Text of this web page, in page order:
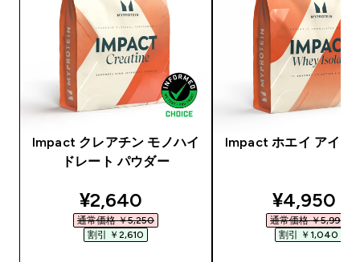
Impact クレアチン モノハイ
ドレート パウダー
discounted price
¥2,640‎
通常価格 ￥5,250‎
割引 ￥2,610‎
Impact ホエイ アイソ
¥4,950‎
通常価格 ￥5,990‎
割引 ￥1,040‎